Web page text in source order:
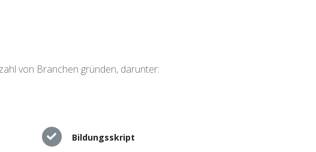
von Branchen gründen, darunter:
Bildungsskript